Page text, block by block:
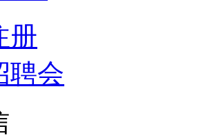
册
聘会